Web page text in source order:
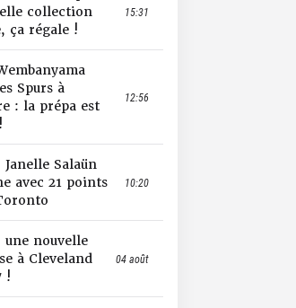
collection
ça régale !
15:31
Spurs à
: la prépa est
12:56
Janelle Salaün
avec 21 points
10:20
une nouvelle
à Cleveland
!
04 août